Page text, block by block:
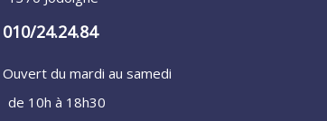
010/24.24.84
Ouvert du mardi au samedi
de 10h à 18h30